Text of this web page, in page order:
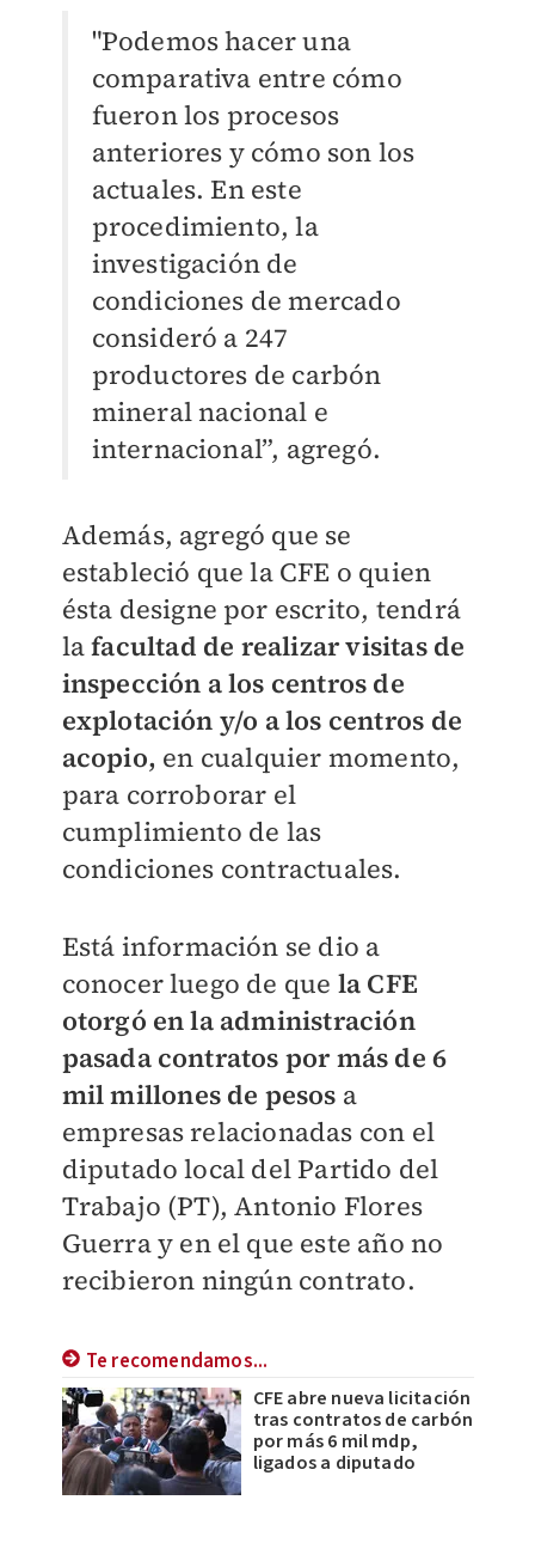
"Podemos hacer una
comparativa entre cómo
fueron los procesos
anteriores y cómo son los
actuales. En este
procedimiento, la
investigación de
condiciones de mercado
consideró a 247
productores de carbón
mineral nacional e
internacional”, agregó.
Además, agregó que se
estableció que la CFE o quien
ésta designe por escrito, tendrá
lafacultad de realizar visitas de
inspección a los centros de
explotación y/o a los centros de
acopio, en cualquier momento,
para corroborar el
cumplimiento de las
condiciones contractuales.
Está información se dio a
conocer luego de que la CFE
otorgó en la administración
pasada contratos por más de 6
mil millones de pesos a
empresas relacionadas con el
diputado local del Partido del
Trabajo (PT), Antonio Flores
Guerra y en el que este año no
recibieron ningún contrato.
Te recomendamos...
CFE abre nueva licitación
tras contratos de carbón
por más 6 mil mdp,
ligados a diputado